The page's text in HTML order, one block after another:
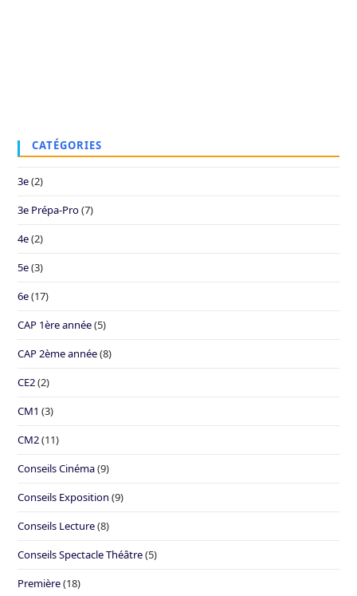
CATÉGORIES
3e(2)
3e Prépa-Pro(7)
4e(2)
5e(3)
6e(17)
CAP 1ère année(5)
CAP 2ème année(8)
CE2(2)
CM1 (3)
CM2(11)
Conseils Cinéma(9)
Conseils Exposition (9)
Conseils Lecture(8)
Conseils Spectacle Théâtre(5)
Première(18)